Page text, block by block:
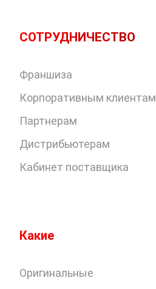
СОТРУДНИЧЕСТВО
Франшиза
Корпоративным клиентам
Партнерам
Дистрибьютерам
Кабинет поставщика
Какие
Оригинальные